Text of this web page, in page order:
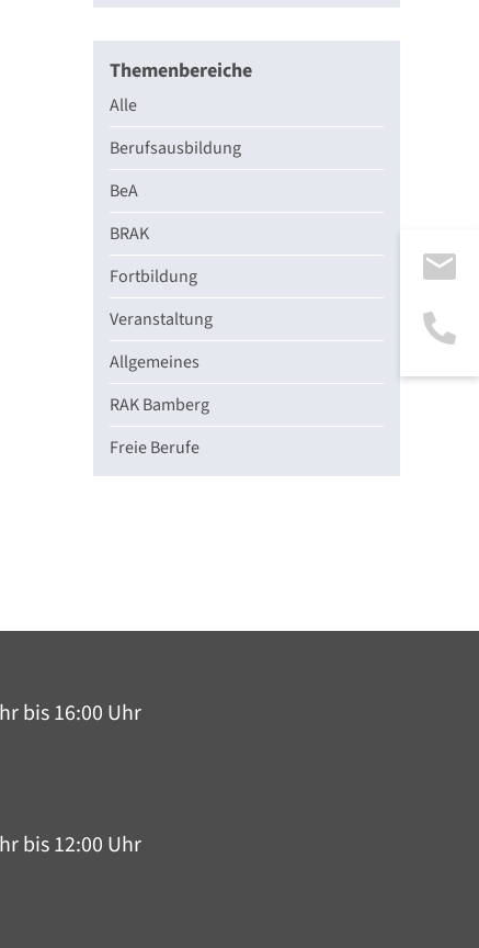
Themenbereiche
Alle
Berufsausbildung
BeA
BRAK
Fortbildung
Veranstaltung
Allgemeines
RAK Bamberg
Freie Berufe
bis 16:00 Uhr
bis 12:00 Uhr